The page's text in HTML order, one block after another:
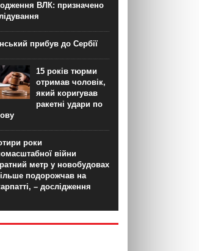
ВЛК: призначено
прибув до Сербії
15 років тюрми
отримав чоловік,
який коригував
ракетні удари по
роки
війни
метр у новобудовах
подорожчав на
– дослідження